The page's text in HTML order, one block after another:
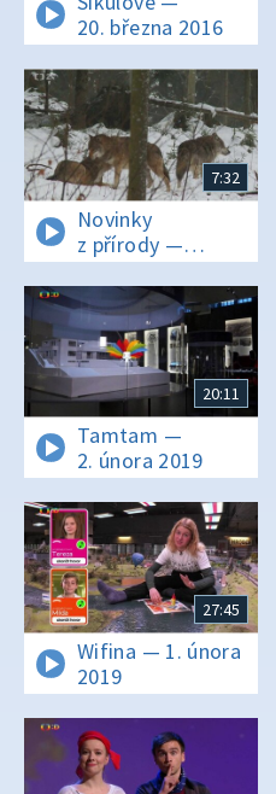
20. března 2016
7:32
Novinky
z přírody —
Epizoda 47/53
20:11
Tamtam —
2. února 2019
27:45
Wifina — 1. února
2019